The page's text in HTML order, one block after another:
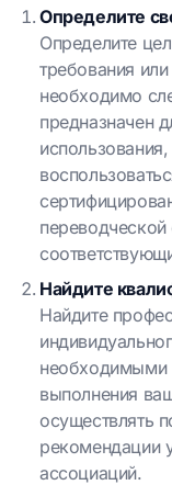
Определите
Определите
требования
необходимо
предназначен
Найдите
Найдите
необходимыми
выполнения
осуществлять
рекомендации
ассоциаций.